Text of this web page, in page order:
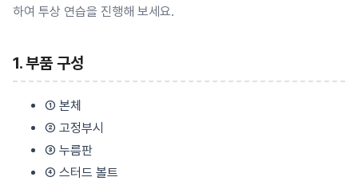
하여 투상 연습을 진행해 보세요.
1. 부품 구성
① 본체
② 고정부시
③ 누름판
④ 스터드 볼트